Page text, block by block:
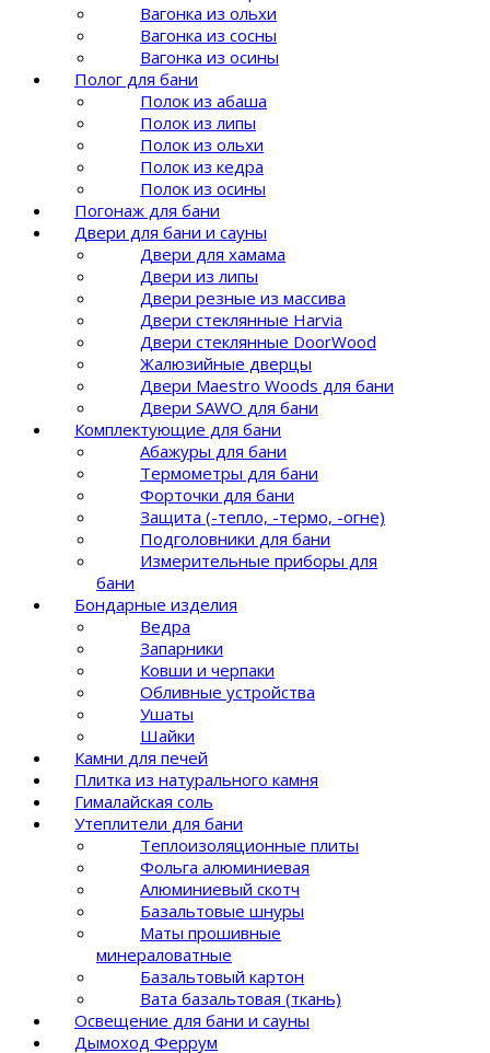
Вагонка из ольхи
Вагонка из сосны
Вагонка из осины
Полог для бани
Полок из абаша
Полок из липы
Полок из ольхи
Полок из кедра
Полок из осины
Погонаж для бани
Двери для бани и сауны
Двери для хамама
Двери из липы
Двери резные из массива
Двери стеклянные Harvia
Двери стеклянные DoorWood
Жалюзийные дверцы
Двери Maestro Woods для бани
Двери SAWO для бани
Комплектующие для бани
Абажуры для бани
Термометры для бани
Форточки для бани
Защита (-тепло, -термо, -огне)
Подголовники для бани
Измерительные приборы для
бани
Бондарные изделия
Ведра
Запарники
Ковши и черпаки
Обливные устройства
Ушаты
Шайки
Камни для печей
Плитка из натурального камня
Гималайская соль
Утеплители для бани
Теплоизоляционные плиты
Фольга алюминиевая
Алюминиевый скотч
Базальтовые шнуры
Маты прошивные
минераловатные
Базальтовый картон
Вата базальтовая (ткань)
Освещение для бани и сауны
Дымоход Феррум